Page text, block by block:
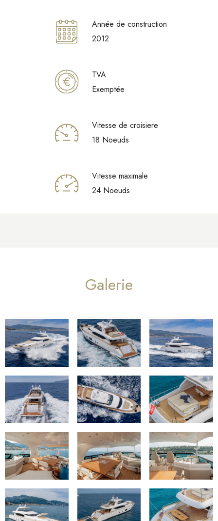
Année de construction
2012
TVA
Exemptée
Vitesse de croisiere
18 Noeuds
Vitesse maximale
24 Noeuds
Galerie